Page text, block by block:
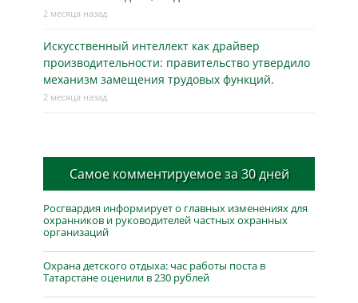
2 месяца назад
Искусственный интеллект как драйвер
производительности: правительство утвердило
механизм замещения трудовых функций.
2 месяца назад
Самое комментируемое за 30 дней
Росгвардия информирует о главных изменениях для
охранников и руководителей частных охранных
организаций
Охрана детского отдыха: час работы поста в
Татарстане оценили в 230 рублей